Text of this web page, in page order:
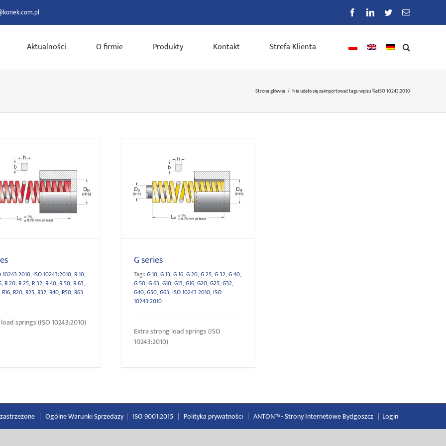
FacebookLinkedIn
TwitterE-
Aktualności O firmie Produkty Kontakt Strefa Klienta
Strona główna / Nie udało się zaimportować tagu wpisu %sISO 10243:2010
R series
10243 2010, ISO 10243:2010, R 10,
, R 20, R 25, R 32, R 40, R 50, R 63,
R16, R20, R25, R32, R40, R50, R63
springs (ISO 10243:2010)
G series
G series
Tagi: G 10, G 13, G 16, G 20, G 25, G 32, G 40,
G 50, G 63, G10, G13, G16, G20, G25, G32,
G40, G50, G63, ISO 10243 2010, ISO
10243:2010
Extra strong load springs (ISO
10243:2010)
| Ogólne Warunki Sprzedaży | ISO 9001:2015 | Polityka prywatności | ANTON™ -Strony Internetowe Bydgoszcz | Login